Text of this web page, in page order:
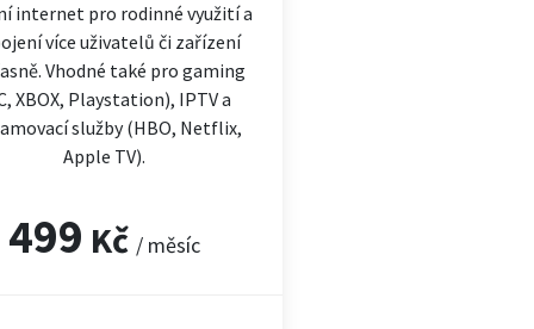
internet pro rodinné využití a
více uživatelů či zařízení
Vhodné také pro gaming
XBOX, Playstation), IPTV a
služby (HBO, Netflix,
Apple TV).
499 Kč / měsíc